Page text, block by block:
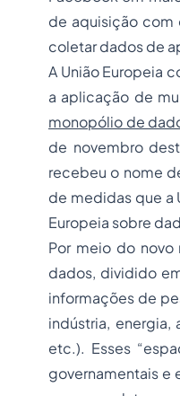
de aquisição com
coletar dados de
A União Europeia
a aplicação de
monopólio de
de novembro
recebeu o nome
de medidas que a
Europeia sobre
Por meio do novo
dados, dividido
informações de
indústria,
etc.). Esses
governamentais e